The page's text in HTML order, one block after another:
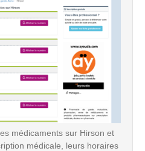
médicaments sur Hirson et
médicale, leurs horaires